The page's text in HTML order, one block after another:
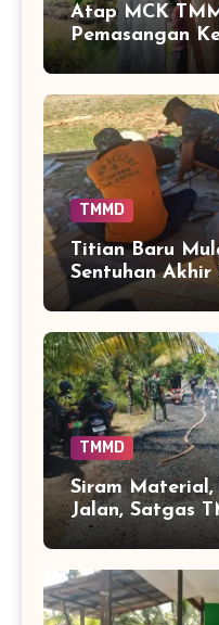
Atap MCK
Pemasangan
Sentuhan Akhir
Tamban Bangun
TMMD
Titian Baru
Sentuhan Akhir
Perkuat Akses
Bangun
TMMD
Siram
Jalan, Satgas
Kualitas Akses
Bangun